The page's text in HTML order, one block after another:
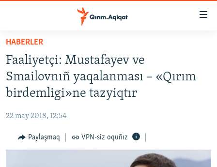
Esas
qaytmaq
Baş
navigatsiyağa
qaytmaq
Qıdıruvğa
qaytmaq
HABERLER
SİYASET
İQTİSADİYAT
MEDENİYET
İNSAN AQLARI
HABERLER
Faaliyetçi: Mustafayev ve
Smailovnıñ yaqalanması – «Qırım
birdemligi»ne tazyiqtır
22 may 2018, 12:54
Paylaşmaq VPN-siz oquñız